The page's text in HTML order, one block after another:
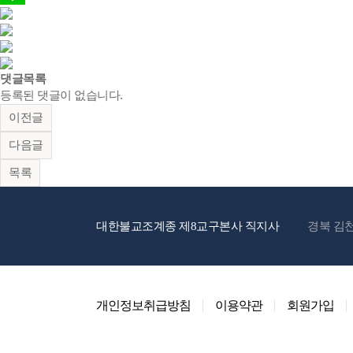
댓글목록
등록된 댓글이 없습니다.
이전글
다음글
목록
대한불교조계종 제8교구본사 직지사 경북 김
개인정보취급방침 이용약관 회원가입